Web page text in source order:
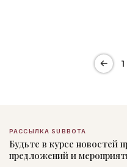
1
РАССЫЛКА SUBBOTA
Будьте в курсе новостей
предложений и